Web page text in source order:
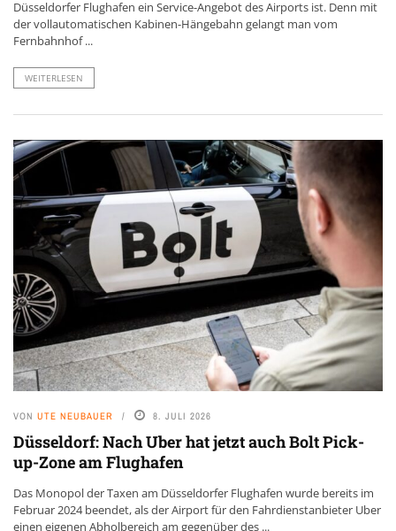
Düsseldorfer Flughafen ein Service-Angebot des Airports ist. Denn mit
der vollautomatischen Kabinen-Hängebahn gelangt man vom
Fernbahnhof ...
WEITERLESEN
VON UTE NEUBAUER 8. JULI 2026
Düsseldorf: Nach Uber hat jetzt auch Bolt Pick-
up-Zone am Flughafen
Das Monopol der Taxen am Düsseldorfer Flughafen wurde bereits im
Februar 2024 beendet, als der Airport für den Fahrdienstanbieter Uber
einen eigenen Abholbereich am gegenüber des ...